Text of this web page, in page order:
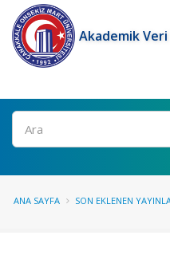
Akademik
Ara
ANA SAYFA SON EKLENEN